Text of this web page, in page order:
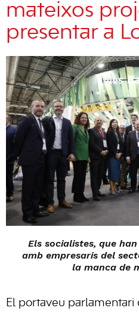
mateixos
presentar a
Els socialistes, que
amb empresaris del
la manca de
El portaveu parlamentari